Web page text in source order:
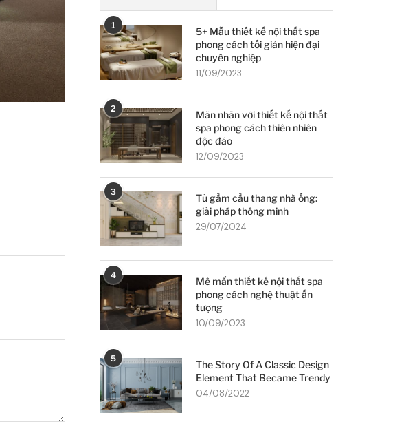
1
5+ Mẫu thiết kế nội thất spa
phong cách tối giản hiện đại
chuyên nghiệp
11/09/2023
2
Mãn nhãn với thiết kế nội thất
spa phong cách thiên nhiên
độc đáo
12/09/2023
3
Tủ gầm cầu thang nhà ống:
giải pháp thông minh
29/07/2024
4
Mê mẩn thiết kế nội thất spa
phong cách nghệ thuật ấn
tượng
10/09/2023
5
The Story Of A Classic Design
Element That Became Trendy
04/08/2022